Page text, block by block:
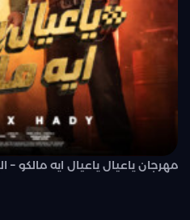
مهرجان ياعيال ياعيال ايه مالكو